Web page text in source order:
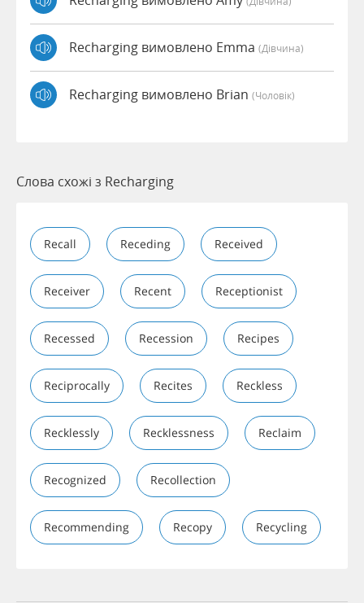
Recharging вимовлено Emma (дівчина)
Recharging вимовлено Brian (чоловік)
Слова схожі з Recharging
Recall Receding Received
Receiver Recent Receptionist
Recessed Recession Recipes
Reciprocally Recites Reckless
Recklessly Recklessness Reclaim
Recognized Recollection
Recommending Recopy Recycling